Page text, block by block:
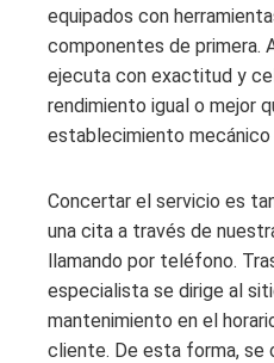
equipados con
componentes de primera.
ejecuta con exactitud y
rendimiento igual o mejor
establecimiento mecánico
Concertar el servicio es
una cita a través de
llamando por teléfono.
especialista se dirige al
mantenimiento en el
cliente. De esta forma, se